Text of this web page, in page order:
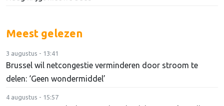
Meest gelezen
3 augustus - 13:41
Brussel wil netcongestie verminderen door stroom te
delen: ‘Geen wondermiddel’
4 augustus - 15:57